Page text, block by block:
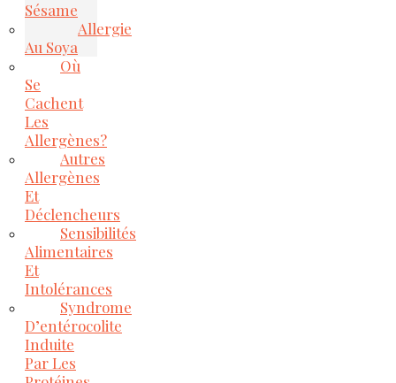
Sésame
Allergie
Au Soya
Où
Se
Cachent
Les
Allergènes?
Autres
Allergènes
Et
Déclencheurs
Sensibilités
Alimentaires
Et
Intolérances
Syndrome
D’entérocolite
Induite
Par Les